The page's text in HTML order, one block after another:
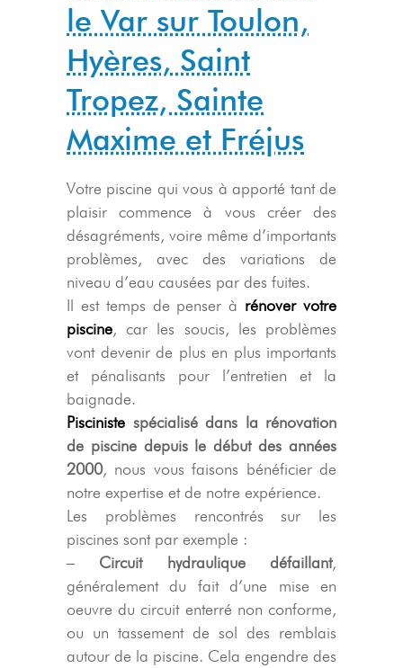
le Var sur Toulon,
Hyères, Saint
Tropez, Sainte
Maxime et Fréjus
Votre piscine qui vous à apporté tant de
plaisir commence à vous créer des
désagréments, voire même d’importants
problèmes, avec des variations de
niveau d’eau causées par des fuites.
Il est temps de penser à rénover votre
piscine, car les soucis, les problèmes
vont devenir de plus en plus importants
et pénalisants pour l’entretien et la
baignade.
Pisciniste spécialisé dans la rénovation
de piscine depuis le début des années
2000, nous vous faisons bénéficier de
notre expertise et de notre expérience.
Les problèmes rencontrés sur les
piscines sont par exemple :
– Circuit hydraulique défaillant,
généralement du fait d’une mise en
oeuvre du circuit enterré non conforme,
ou un tassement de sol des remblais
autour de la piscine. Cela engendre des